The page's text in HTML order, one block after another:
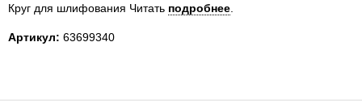
Круг для шлифования Читать подробнее
Артикул: 63699340